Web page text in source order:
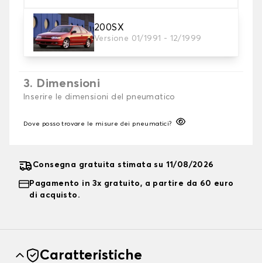
200SX
Versione 01/1991 - 12/1999
2. Finitura a calza
Scegli le calze da neve adatte alle tue necessità
3. Dimensioni
Inserire le dimensioni del pneumatico
Dove posso trovare le misure dei pneumatici?
Consegna gratuita stimata su 11/08/2026
Pagamento in 3x gratuito, a partire da 60 euro
di acquisto.
Caratteristiche